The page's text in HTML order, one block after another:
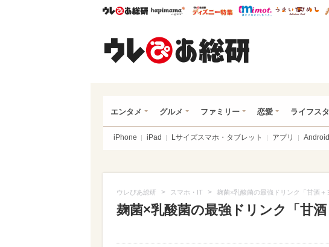
ウレぴあ総研ハピママ* ウレぴあ総研 ディズ
mimot.
エンタメ グルメ ファミリー 恋愛 ライフス
iPhone iPad Lサイズスマホ・タブレット アプリ Android
ウレぴあ総研 > スマホ・IT > 麹菌×乳酸菌の最強ドリンク「甘酒＋
麹菌×乳酸菌の最強ドリンク「甘酒